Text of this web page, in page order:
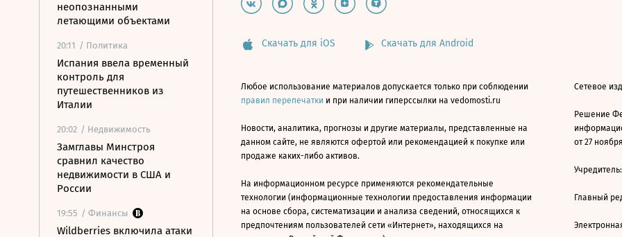
неопознанными
летающими объектами
20:11 / Политика
Испания ввела временный
контроль для
путешественников из
Италии
20:02 / Недвижимость
Замглавы Минстроя
сравнил качество
недвижимости в США и
России
19:55 / Финансы
Wildberries включила атаки
Скачать для iOS Скачать для Android
Любое использование материалов допускается только при соблюдении
правил перепечатки и при наличии гиперссылки на vedomosti.ru
Новости, аналитика, прогнозы и другие материалы, представленные на
данном сайте, не являются офертой или рекомендацией к покупке или
продаже каких-либо активов.
На информационном ресурсе применяются рекомендательные
технологии (информационные технологии предоставления информации
на основе сбора, систематизации и анализа сведений, относящихся к
предпочтениям пользователей сети «Интернет», находящихся на
Сетевое
Решение
от 27
Главный